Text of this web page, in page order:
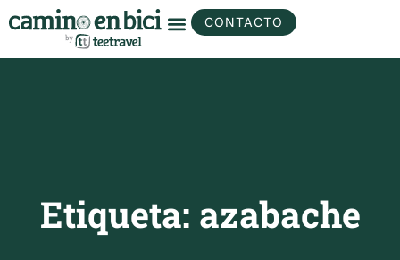
CONTACTO
Etiqueta: azabache